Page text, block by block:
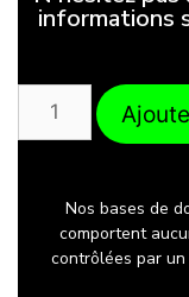
informations
Nos bases de
comportent
contrôlées par